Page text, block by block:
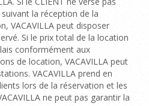
la réception de la
VACAVILLA peut disposer
Si le prix total de la location
conformément aux
de location, VACAVILLA peut
VACAVILLA prend en
lors de la réservation et les
ne peut pas garantir la